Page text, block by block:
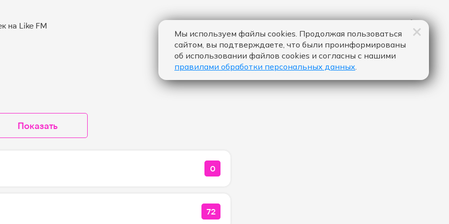
Показать
КОЛИЧЕСТВО ЛАЙКОВ ЗА "NICE TO MEET YOU - MYLES
0
КОЛИЧЕСТВО ЛАЙКОВ ЗА "СЛЕДУЙ ЗА МНОЙ - GAYANA &
72
Мы используем файлы cookies. Продолжая пользоваться
сайтом, вы подтверждаете, что были проинформированы
об использовании файлов cookies и согласны с нашими
правилами обработки персональных данных.